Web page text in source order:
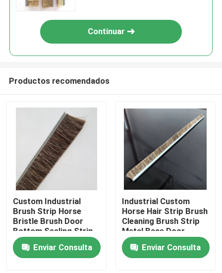
Inicio
Productos
Continuar
Productos recomendados
Custom Industrial
Brush Strip Horse
Bristle Brush Door
Bottom Sealing Strip
Brush For
Sealing/Cleaning/Dust
Removal
Enviar Consulta
Industrial Custom
Horse Hair Strip Brush
Cleaning Brush Strip
Metal Base Door
Sweep Brush Horse
Hair Strip Brush
Enviar Consulta